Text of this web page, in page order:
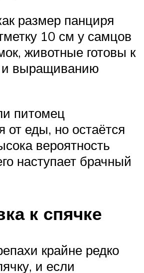
размер панциря
10 см у самцов
животные готовы к
выращиванию
питомец
от еды, но остаётся
вероятность
наступает брачный
к спячке
крайне редко
и если